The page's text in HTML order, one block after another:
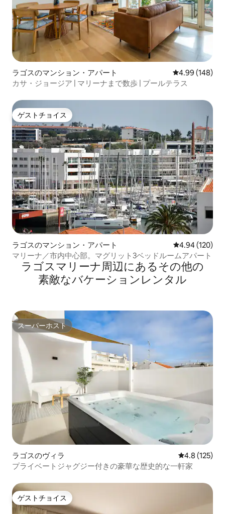
ラゴスのマンション・アパート レビュー148
4.99 (148)
カサ・ジョージア | マリーナまで数歩 | プールテラス
ゲストチョイス
ゲストチョイス
ラゴスのマンション・アパート レビュー120
4.94 (120)
マリーナ／市内中心部。マグリット3ベッドルームアパート
ラゴスマリーナ⁠周⁠辺⁠に⁠あ⁠るそ⁠の⁠他⁠の
素⁠敵⁠なバ⁠ケ⁠ー⁠シ⁠ョ⁠ン⁠レ⁠ン⁠タ⁠ル
スーパーホスト
スーパーホスト
ラゴスのヴィラ レビュー125
4.8 (125)
プライベートジャグジー付きの豪華な歴史的な一軒家
ゲストチョイス
ゲストチョイス